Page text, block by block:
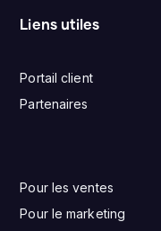
Liens utiles
Portail client
Partenaires
Pour les ventes
Pour le marketing